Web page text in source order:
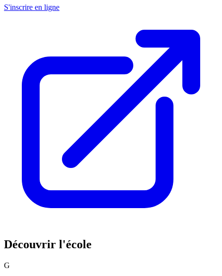
S'inscrire en ligne
Découvrir l'école
G